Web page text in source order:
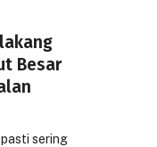
Besar
sering